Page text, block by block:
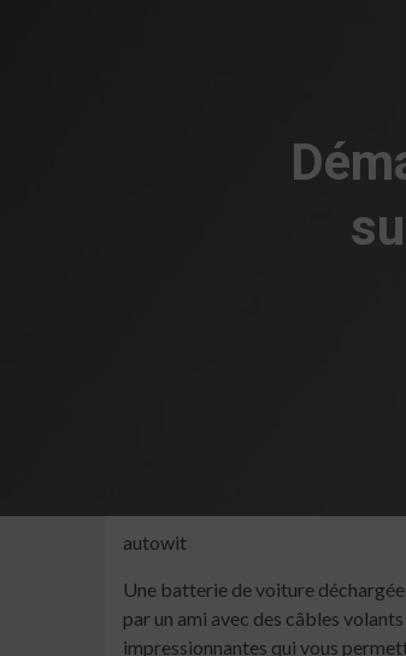
autowit
Une batterie de voiture
par un ami avec des câbles
impressionnantes qui vous